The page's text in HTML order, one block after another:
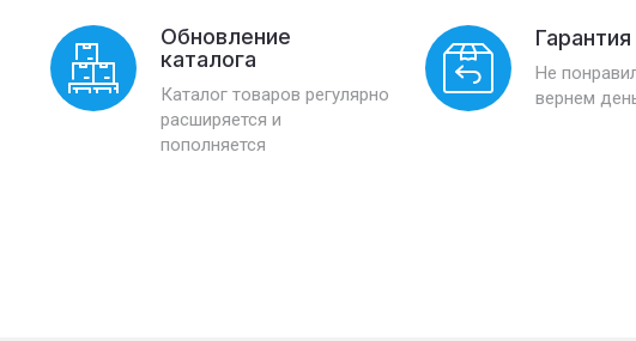
Обновление
каталога
Каталог товаров регулярно
расширяется и
пополняется
Не
вернем